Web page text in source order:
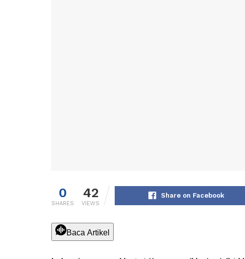
0
SHARES
42
VIEWS
Share on Facebook
Baca Artikel